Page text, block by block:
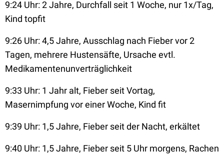
9:24 Uhr: 2 Jahre, Durchfall seit 1 Woche, nur 1x/Tag,
Kind topfit
9:26 Uhr: 4,5 Jahre, Ausschlag nach Fieber vor 2
Tagen, mehrere Hustensäfte, Ursache evtl.
Medikamentenunverträglichkeit
9:33 Uhr: 1 Jahr alt, Fieber seit Vortag,
Masernimpfung vor einer Woche, Kind fit
9:39 Uhr: 1,5 Jahre, Fieber seit der Nacht, erkältet
9:40 Uhr: 1,5 Jahre, Fieber seit 5 Uhr morgens, Rachen